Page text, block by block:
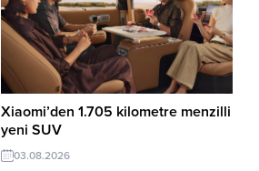
Xiaomi’den 1.705 kilometre menzilli
yeni SUV
03.08.2026